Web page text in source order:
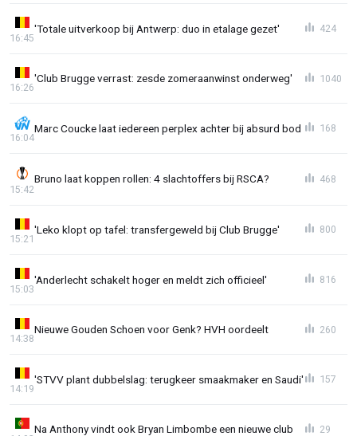
'Totale uitverkoop bij Antwerp: duo in etalage gezet'
16:45
424
'Club Brugge verrast: zesde zomeraanwinst onderweg'
16:26
1040
Marc Coucke laat iedereen perplex achter bij absurd bod
16:04
168
Bruno laat koppen rollen: 4 slachtoffers bij RSCA?
15:42
468
'Leko klopt op tafel: transfergeweld bij Club Brugge'
15:21
800
'Anderlecht schakelt hoger en meldt zich officieel'
15:03
816
Nieuwe Gouden Schoen voor Genk? HVH oordeelt
14:38
260
'STVV plant dubbelslag: terugkeer smaakmaker en Saudi'
14:19
157
Na Anthony vindt ook Bryan Limbombe een nieuwe club 29